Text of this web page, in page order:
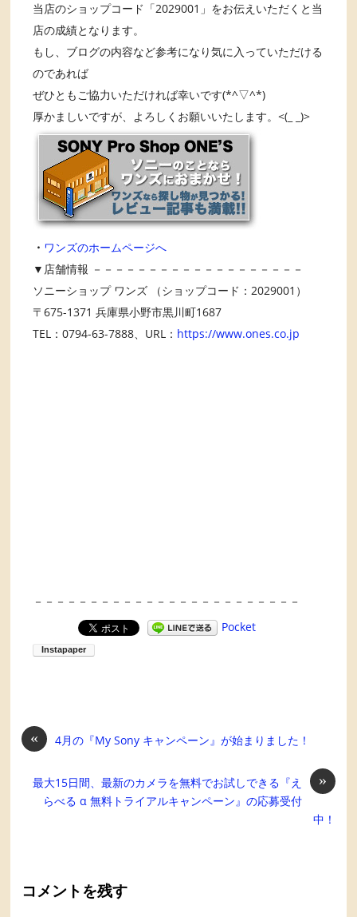
当店のショップコード「2029001」をお伝えいただくと当
店の成績となります。
もし、ブログの内容など参考になり気に入っていただける
のであれば
ぜひともご協力いただければ幸いです(*^▽^*)
厚かましいですが、よろしくお願いいたします。<(_ _)>
・ ワンズのホームページへ
▼店舗情報 －－－－－－－－－－－－－－－－－－－
ソニーショップ ワンズ （ショップコード：2029001）
〒675-1371 兵庫県小野市黒川町1687
TEL：0794-63-7888、URL： https://www.ones.co.jp
－－－－－－－－－－－－－－－－－－－－－－－－
Pocket
« 4月の『My Sony キャンペーン』が始まりました！
»
最大15日間、最新のカメラを無料でお試しできる『え
らべる α 無料トライアルキャンペーン』の応募受付
中！
コメントを残す